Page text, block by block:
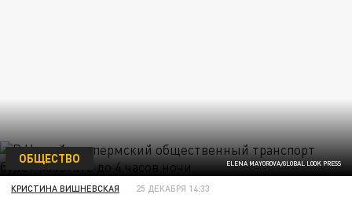
ELENA MAYOROVA/GLOBAL LOOK PRESS
ОБЩЕСТВО
КРИСТИНА ВИШНЕВСКАЯ 25 ДЕКАБРЯ 14:33